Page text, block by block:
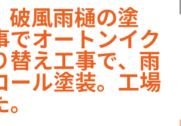
破風雨樋の塗
オートンイク
替え工事で、雨
ール塗装。工場